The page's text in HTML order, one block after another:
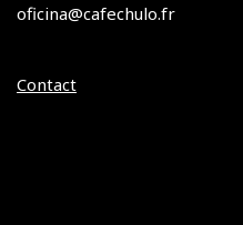
oficina@cafechulo.fr
Contact